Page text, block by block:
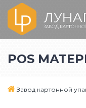
POS
Завод картонной